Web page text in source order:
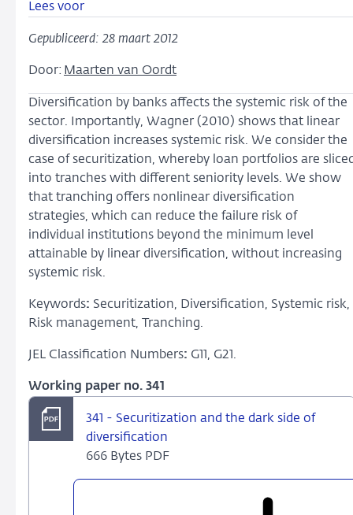
Lees voor
Gepubliceerd: 28 maart 2012
Door: Maarten van Oordt
Diversification by banks affects the systemic risk of the
sector. Importantly, Wagner (2010) shows that linear
diversification increases systemic risk. We consider the
case of securitization, whereby loan portfolios are
into tranches with different seniority levels. We show
that tranching offers nonlinear diversification
strategies, which can reduce the failure risk of
individual institutions beyond the minimum level
attainable by linear diversification, without increasing
systemic risk.
Keywords: Securitization, Diversification, Systemic risk,
Risk management, Tranching.
JEL Classification Numbers: G11, G21.
Working paper no. 341
341 - Securitization and the dark side of
diversification
666 Bytes PDF